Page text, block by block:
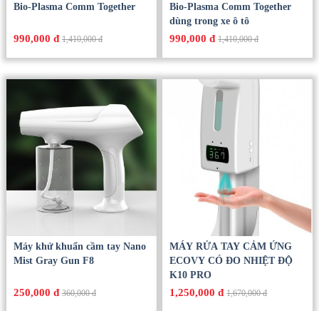
Bio-Plasma Comm Together
990,000 đ 1,410,000 đ
Bio-Plasma Comm Together
dùng trong xe ô tô
990,000 đ 1,410,000 đ
Máy khử khuẩn cầm tay Nano
Mist Gray Gun F8
250,000 đ 360,000 đ
MÁY RỬA TAY CẢM ỨNG
ECOVY CÓ ĐO NHIỆT ĐỘ
K10 PRO
1,250,000 đ 1,670,000 đ